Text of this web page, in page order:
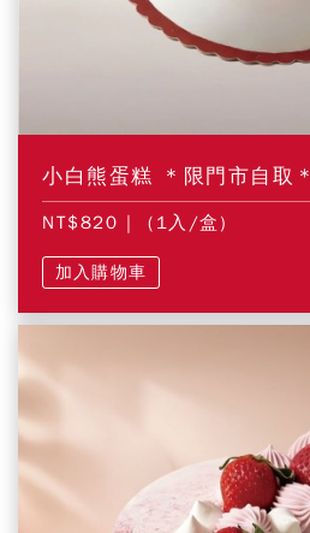
小白熊蛋糕 ＊限門市自取＊
NT$820 | (1入/盒)
加入購物車